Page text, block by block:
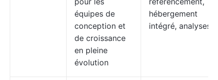
équipes de
conception et
de croissance
en pleine
évolution
hébergement
intégré, analyses